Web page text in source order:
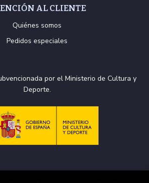
AL CLIENTE
Quiénes somos
Pedidos especiales
por el Ministerio de Cultura y
Deporte.